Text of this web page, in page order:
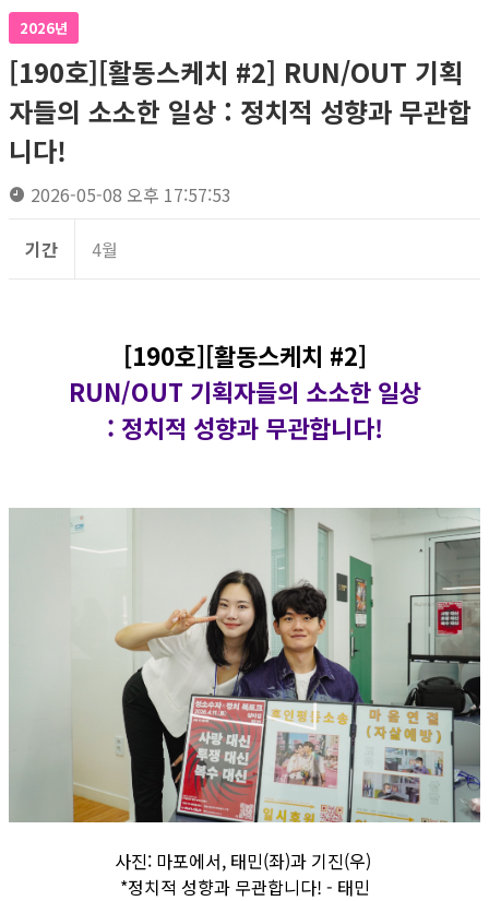
2026년
[190호][활동스케치 #2] RUN/OUT 기획
자들의 소소한 일상 : 정치적 성향과 무관합
니다!
2026-05-08 오후 17:57:53
기간 4월
[190호][활동스케치 #2]
RUN/OUT 기획자들의 소소한 일상
: 정치적 성향과 무관합니다!
사진: 마포에서, 태민(좌)과 기진(우)
*정치적 성향과 무관합니다! - 태민